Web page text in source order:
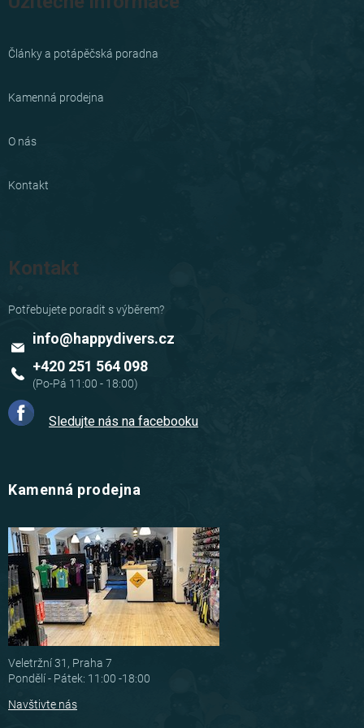
Články a potápěčská poradna
Kamenná prodejna
O nás
Kontakt
Kontakt
info@happydivers.cz
+420 251 564 098
Sledujte nás na facebooku
Kamenná prodejna
Veletržní 31, Praha 7
Pondělí - Pátek: 11:00 -18:00
Navštivte nás